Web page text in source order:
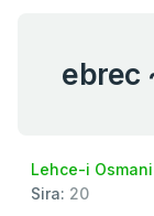
Lehce-i Osmani
Sira: 20